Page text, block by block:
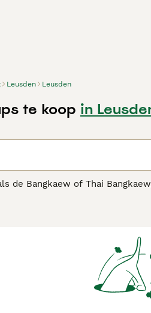
Leusden Leusden
te koop in
de Bangkaew of Thai
karakter, waardoor hij een